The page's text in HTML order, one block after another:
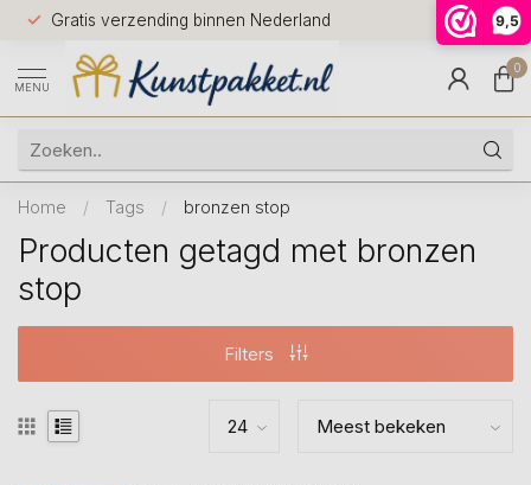
9,5
Gratis verzending binnen Nederland
Voor
huis
9.5
MENU
0
Home / Tags / bronzen stop
Producten getagd met bronzen
stop
Filters